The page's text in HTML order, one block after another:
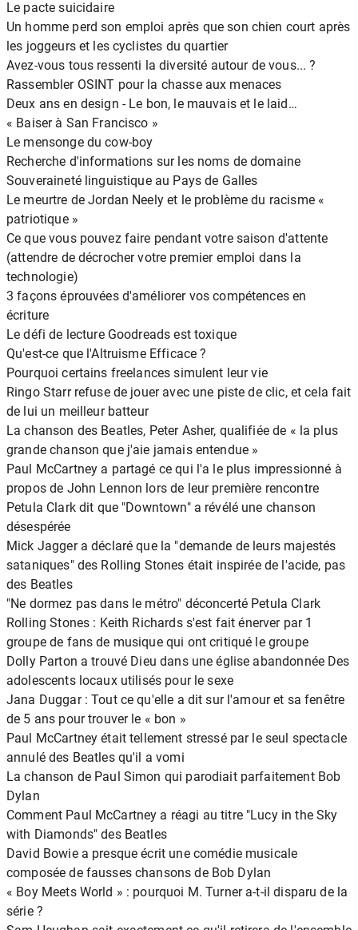
Le pacte suicidaire
Un homme perd son emploi après que son chien court après
les joggeurs et les cyclistes du quartier
Avez-vous tous ressenti la diversité autour de vous... ?
Rassembler OSINT pour la chasse aux menaces
Deux ans en design - Le bon, le mauvais et le laid…
« Baiser à San Francisco »
Le mensonge du cow-boy
Recherche d'informations sur les noms de domaine
Souveraineté linguistique au Pays de Galles
Le meurtre de Jordan Neely et le problème du racisme «
patriotique »
Ce que vous pouvez faire pendant votre saison d'attente
(attendre de décrocher votre premier emploi dans la
technologie)
3 façons éprouvées d'améliorer vos compétences en
écriture
Le défi de lecture Goodreads est toxique
Qu'est-ce que l'Altruisme Efficace ?
Pourquoi certains freelances simulent leur vie
Ringo Starr refuse de jouer avec une piste de clic, et cela fait
de lui un meilleur batteur
La chanson des Beatles, Peter Asher, qualifiée de « la plus
grande chanson que j'aie jamais entendue »
Paul McCartney a partagé ce qui l'a le plus impressionné à
propos de John Lennon lors de leur première rencontre
Petula Clark dit que "Downtown" a révélé une chanson
désespérée
Mick Jagger a déclaré que la "demande de leurs majestés
sataniques" des Rolling Stones était inspirée de l'acide, pas
des Beatles
"Ne dormez pas dans le métro" déconcerté Petula Clark
Rolling Stones : Keith Richards s'est fait énerver par 1
groupe de fans de musique qui ont critiqué le groupe
Dolly Parton a trouvé Dieu dans une église abandonnée Des
adolescents locaux utilisés pour le sexe
Jana Duggar : Tout ce qu'elle a dit sur l'amour et sa fenêtre
de 5 ans pour trouver le « bon »
Paul McCartney était tellement stressé par le seul spectacle
annulé des Beatles qu'il a vomi
La chanson de Paul Simon qui parodiait parfaitement Bob
Dylan
Comment Paul McCartney a réagi au titre "Lucy in the Sky
with Diamonds" des Beatles
David Bowie a presque écrit une comédie musicale
composée de fausses chansons de Bob Dylan
« Boy Meets World » : pourquoi M. Turner a-t-il disparu de la
série ?